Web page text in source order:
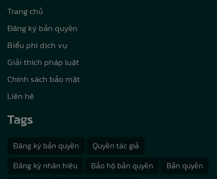
Trang chủ
Đăng ký bản quyền
Biểu phí dịch vụ
Giải thích pháp luật
Chính sách bảo mật
Liên hệ
Tags
Đăng ký bản quyền
Quyền tác giả
Đăng ký nhãn hiệu
Bảo hộ bản quyền
Bản quyền